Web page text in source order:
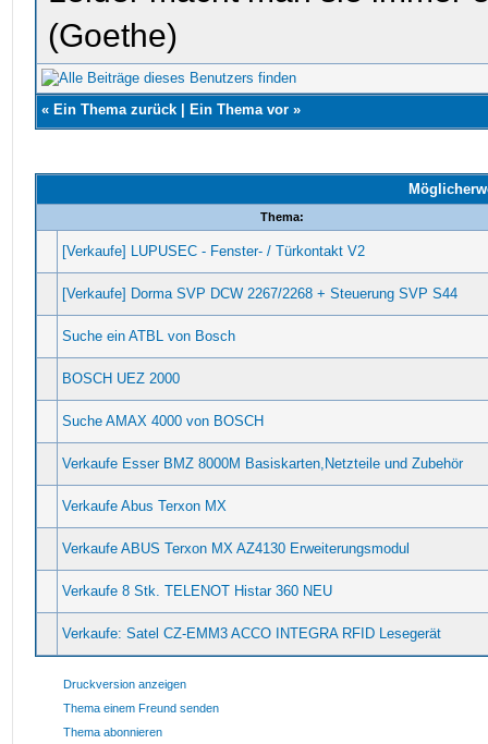
(Goethe)
«Ein Thema zurück |Ein Thema vor »
Thema:
[Verkaufe] LUPUSEC - Fenster- / Türkontakt V2
[Verkaufe] Dorma SVP DCW 2267/2268 + Steuerung SVP S44
Suche ein ATBL von Bosch
BOSCH UEZ 2000
Suche AMAX 4000 von BOSCH
Verkaufe Esser BMZ 8000M Basiskarten,Netzteile und Zubehör
Verkaufe Abus Terxon MX
Verkaufe ABUS Terxon MX AZ4130 Erweiterungsmodul
Verkaufe 8 Stk. TELENOT Histar 360 NEU
Verkaufe: Satel CZ-EMM3 ACCO INTEGRA RFID Lesegerät
Druckversion anzeigen
Thema einem Freund senden
Thema abonnieren